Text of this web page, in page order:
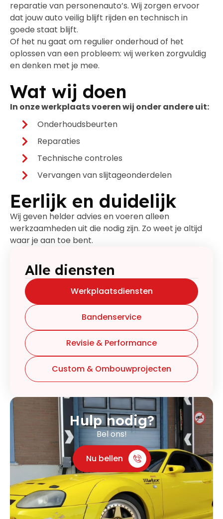
reparatie van personenauto’s. Wij zorgen ervoor
dat jouw auto veilig blijft rijden en technisch in
goede staat blijft.
Of het nu gaat om regulier onderhoud of het
oplossen van een probleem: wij werken zorgvuldig
en denken met je mee.
Wat wij doen
In onze werkplaats voeren wij onder andere uit:
Onderhoudsbeurten
Reparaties
Technische controles
Vervangen van slijtageonderdelen
Eerlijk en duidelijk
Wij geven helder advies en voeren alleen
werkzaamheden uit die nodig zijn. Zo weet je altijd
waar je aan toe bent.
Alle diensten
Werkplaatsdiensten
Bandenservice
Revisie & Performance
Custom & Ombouwprojecten
Hulp nodig?
Bel ons!
Nu bellen